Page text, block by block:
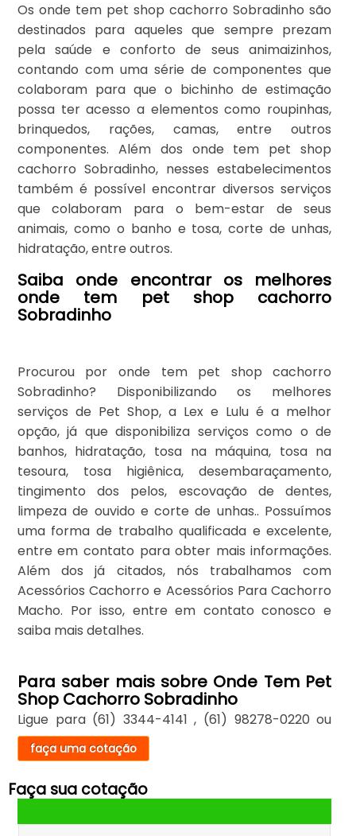
Os onde tem pet shop cachorro Sobradinho são
destinados para aqueles que sempre prezam
pela saúde e conforto de seus animaizinhos,
contando com uma série de componentes que
colaboram para que o bichinho de estimação
possa ter acesso a elementos como roupinhas,
brinquedos, rações, camas, entre outros
componentes. Além dos onde tem pet shop
cachorro Sobradinho, nesses estabelecimentos
também é possível encontrar diversos serviços
que colaboram para o bem-estar de seus
animais, como o banho e tosa, corte de unhas,
hidratação, entre outros.
Saiba onde encontrar os melhores
onde tem pet shop cachorro
Sobradinho
Procurou por onde tem pet shop cachorro
Sobradinho? Disponibilizando os melhores
serviços de Pet Shop, a Lex e Lulu é a melhor
opção, já que disponibiliza serviços como o de
banhos, hidratação, tosa na máquina, tosa na
tesoura, tosa higiênica, desembaraçamento,
tingimento dos pelos, escovação de dentes,
limpeza de ouvido e corte de unhas.. Possuímos
uma forma de trabalho qualificada e excelente,
entre em contato para obter mais informações.
Além dos já citados, nós trabalhamos com
Acessórios Cachorro e Acessórios Para Cachorro
Macho. Por isso, entre em contato conosco e
saiba mais detalhes.
Para saber mais sobre Onde Tem Pet
Shop Cachorro Sobradinho
Ligue para (61) 3344-4141 , (61) 98278-0220 ou
faça uma cotação
Faça sua cotação